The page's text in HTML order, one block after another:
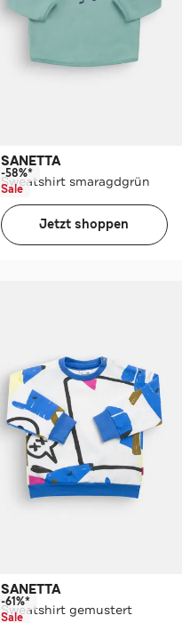
SANETTA
Sweatshirt smaragdgrün
-58%*
Sale
Jetzt shoppen
SANETTA
Sweatshirt gemustert
-61%*
Sale